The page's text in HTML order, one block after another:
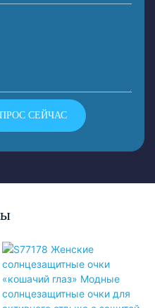
СЕЙЧАС